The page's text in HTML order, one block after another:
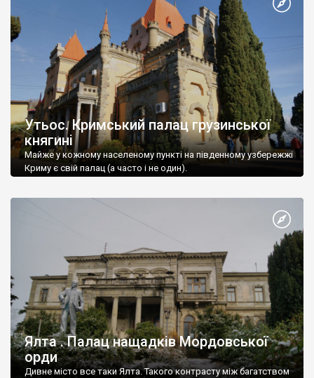
Утьос. Кримський палац грузинської
княгині
Майже у кожному населеному пункті на південному узбережжі
Криму є свій палац (а часто і не один).
Ялта . Палац нащадків Мордовської
орди
Дивне місто все таки Ялта. Такого контрасту між багатством